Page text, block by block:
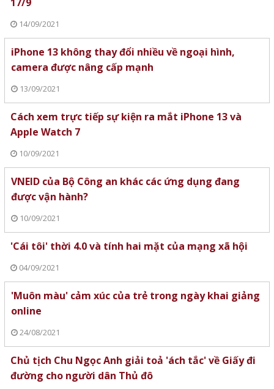
14/09/2021
iPhone 13 không thay đổi nhiều về ngoại hình,
camera được nâng cấp mạnh
13/09/2021
Cách xem trực tiếp sự kiện ra mắt iPhone 13 và
Apple Watch 7
10/09/2021
VNEID của Bộ Công an khác các ứng dụng đang
được vận hành?
10/09/2021
'Cái tôi' thời 4.0 và tính hai mặt của mạng xã hội
04/09/2021
'Muôn màu' cảm xúc của trẻ trong ngày khai giảng
online
24/08/2021
Chủ tịch Chu Ngọc Anh giải toả 'ách tắc' về Giấy đi
đường cho người dân Thủ đô